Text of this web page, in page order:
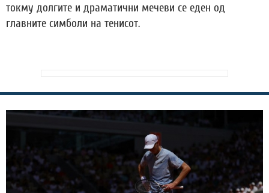
токму долгите и драматични мечеви се еден од
главните симболи на тенисот.